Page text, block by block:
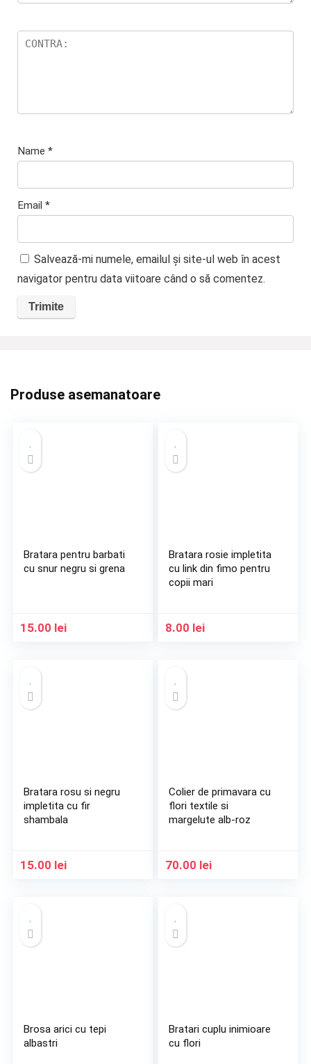
Name *
Email *
Salvează-mi numele, emailul și site-ul web în acest
navigator pentru data viitoare când o să comentez.
Produse asemanatoare
Bratara pentru barbati
cu snur negru si grena
15.00 lei
Bratara rosie impletita
cu link din fimo pentru
copii mari
8.00 lei
Bratara rosu si negru
impletita cu fir
shambala
15.00 lei
Colier de primavara cu
flori textile si
margelute alb-roz
70.00 lei
Brosa arici cu tepi
albastri
Bratari cuplu inimioare
cu flori